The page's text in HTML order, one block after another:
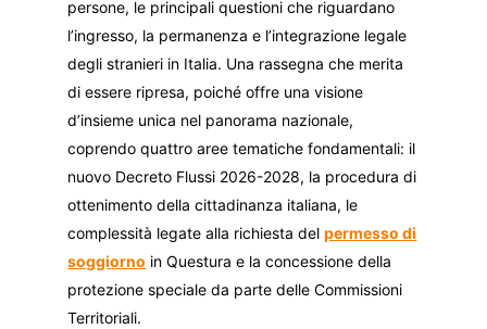
persone, le principali questioni che riguardano
l’ingresso, la permanenza e l’integrazione legale
degli stranieri in Italia. Una rassegna che merita
di essere ripresa, poiché offre una visione
d’insieme unica nel panorama nazionale,
coprendo quattro aree tematiche fondamentali: il
nuovo Decreto Flussi 2026-2028, la procedura di
ottenimento della cittadinanza italiana, le
complessità legate alla richiesta delpermesso di
soggiorno in Questura e la concessione della
protezione speciale da parte delle Commissioni
Territoriali.